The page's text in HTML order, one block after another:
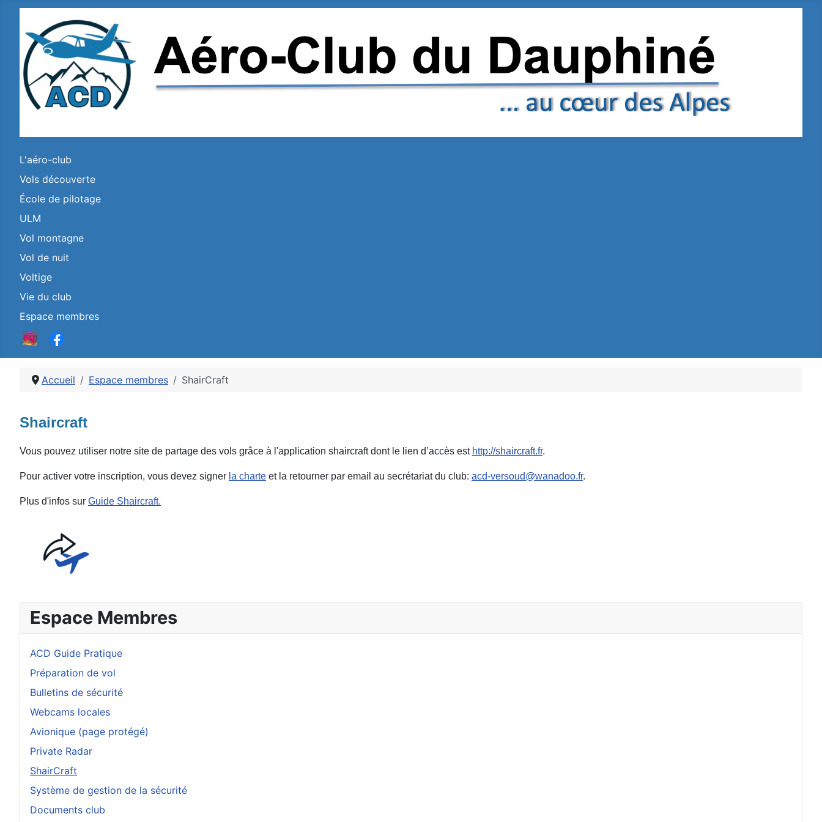
L'aéro-club
Vols découverte
École de pilotage
ULM
Vol montagne
Vol de nuit
Voltige
Vie du club
Espace membres
Espace Membres
ACD Guide Pratique
Préparation de vol
Bulletins de sécurité
Webcams locales
Avionique (page protégé)
Private Radar
ShairCraft
Système de gestion de la sécurité
Documents club
Accueil Espace membres ShairCraft
Détails
Shaircraft
Vous pouvez utiliser notre site de partage des vols grâce à l'application shaircraft dont le lien d’accès est http://shaircraft.fr.
Pour activer votre inscription, vous devez signer la charte et la retourner par email au secrétariat du club: acd-versoud@wanadoo.fr.
Plus d'infos sur Guide Shaircraft.